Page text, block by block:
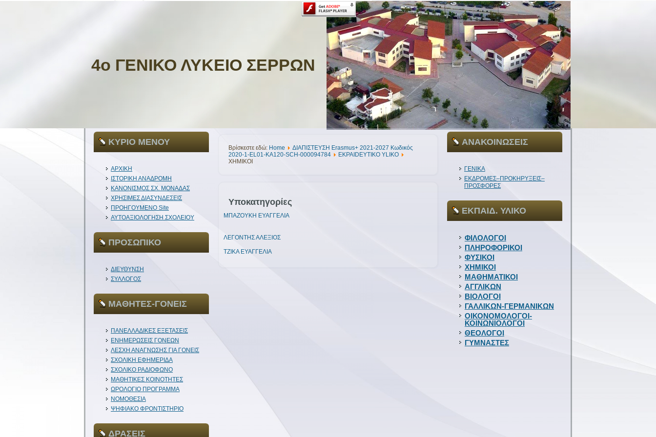
4ο ΓΕΝΙΚΟ ΛΥΚΕΙΟ ΣΕΡΡΩΝ
ΚΥΡΙΟ ΜΕΝΟΥ
ΑΡΧΙΚΗ
ΙΣΤΟΡΙΚΗ ΑΝΑΔΡΟΜΗ
ΚΑΝΟΝΙΣΜΟΣ ΣΧ. ΜΟΝΑΔΑΣ
ΧΡΗΣΙΜΕΣ ΔΙΑΣΥΝΔΕΣΕΙΣ
ΠΡΟΗΓΟΥΜΕΝΟ Site
ΑΥΤΟΑΞΙΟΛΟΓΗΣΗ ΣΧΟΛΕΙΟΥ
ΠΡΟΣΩΠΙΚΟ
ΔΙΕΥΘΥΝΣΗ
ΣΥΛΛΟΓΟΣ
ΜΑΘΗΤΕΣ-ΓΟΝΕΙΣ
ΠΑΝΕΛΛΑΔΙΚΕΣ ΕΞΕΤΑΣΕΙΣ
ΕΝΗΜΕΡΩΣΕΙΣ ΓΟΝΕΩΝ
ΛΕΣΧΗ ΑΝΑΓΝΩΣΗΣ ΓΙΑ ΓΟΝΕΙΣ
ΣΧΟΛΙΚΗ ΕΦΗΜΕΡΙΔΑ
ΣΧΟΛΙΚΟ ΡΑΔΙΟΦΩΝΟ
ΜΑΘΗΤΙΚΕΣ ΚΟΙΝΟΤΗΤΕΣ
ΩΡΟΛΟΓΙΟ ΠΡΟΓΡΑΜΜΑ
ΝΟΜΟΘΕΣΙΑ
ΨΗΦΙΑΚΟ ΦΡΟΝΤΙΣΤΗΡΙΟ
ΔΡΑΣΕΙΣ
Βρίσκεστε εδώ: Home
ΔIAΠΙΣΤΕΥΣΗ Erasmus+ 2021-2027 Κωδικός
2020-1-EL01-KA120-SCH-000094784
EKPAIDEYTIKO YLIKO
ΧΗΜΙΚΟΙ
Υποκατηγορίες
ΜΠΑΖΟΥΚΗ ΕΥΑΓΓΕΛΙΑ
ΛΕΓΟΝΤΗΣ ΑΛΕΞΙΟΣ
ΤΖΙΚΑ ΕΥΑΓΓΕΛΙΑ
ΑΝΑΚΟΙΝΩΣΕΙΣ
ΓΕΝΙΚΑ
ΕΚΔΡΟΜΕΣ–ΠΡΟΚΗΡΥΞΕΙΣ–
ΠΡΟΣΦΟΡΕΣ
ΕΚΠΑΙΔ. ΥΛΙΚΟ
ΦΙΛΟΛΟΓΟΙ
ΠΛΗΡΟΦΟΡΙΚΟΙ
ΦΥΣΙΚΟΙ
ΧΗΜΙΚΟΙ
ΜΑΘΗΜΑΤΙΚΟΙ
ΑΓΓΛΙΚΩΝ
ΒΙΟΛΟΓΟΙ
ΓΑΛΛΙΚΩΝ-ΓΕΡΜΑΝΙΚΩΝ
ΟΙΚΟΝΟΜΟΛΟΓΟΙ-
ΚΟΙΝΩΝΙΟΛΟΓΟΙ
ΘΕΟΛΟΓΟΙ
ΓΥΜΝΑΣΤΕΣ